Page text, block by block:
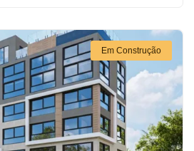
Em Construção